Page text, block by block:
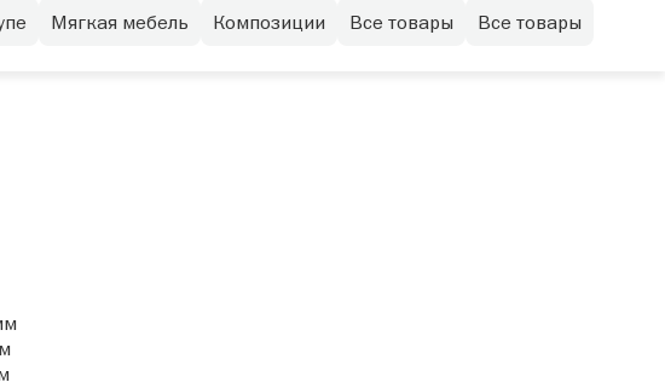
Мягкая мебель Композиции Все товары Все товары